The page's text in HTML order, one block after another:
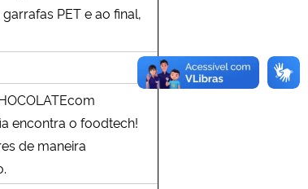
PET e ao final,
encontra o foodtech!
de maneira